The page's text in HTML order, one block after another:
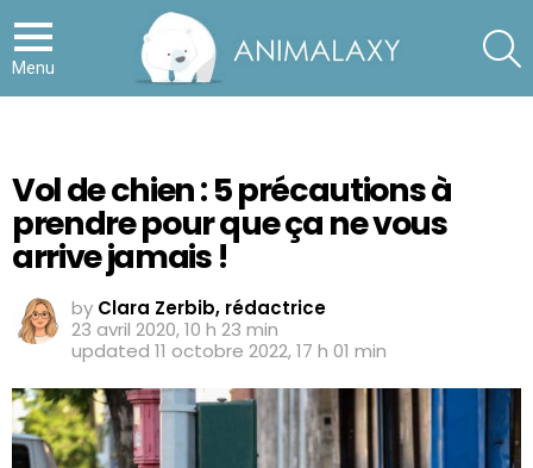
Menu
Vol de chien : 5 précautions à
prendre pour que ça ne vous
arrive jamais !
by Clara Zerbib, rédactrice
23 avril 2020, 10 h 23 min
updated 11 octobre 2022, 17 h 01 min